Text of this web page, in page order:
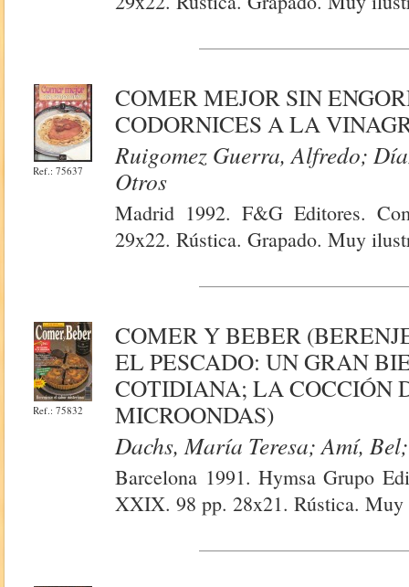
Ref.: 75637
COMER MEJOR SIN
CODORNICES A LA
Ruigomez Guerra, Alfredo;
Otros
Madrid 1992. F&G Editores.
29x22. Rústica. Grapado. Muy
Ref.: 75832
COMER Y BEBER
EL PESCADO: UN GRAN
COTIDIANA; LA COCCIÓN
MICROONDAS)
Dachs, María Teresa; Amí,
Barcelona 1991. Hymsa Grupo
XXIX. 98 pp. 28x21. Rústica. Muy